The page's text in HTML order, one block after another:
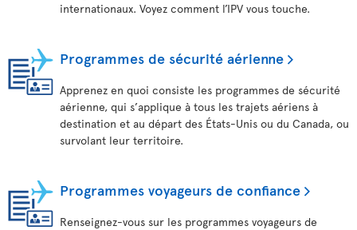
internationaux. Voyez comment l’IPV vous touche.
Programmes de sécurité aérienne
Apprenez en quoi consiste les programmes de sécurité
aérienne, qui s’applique à tous les trajets aériens à
destination et au départ des États-Unis ou du Canada, ou
survolant leur territoire.
Programmes voyageurs de confiance
Renseignez-vous sur les programmes voyageurs de